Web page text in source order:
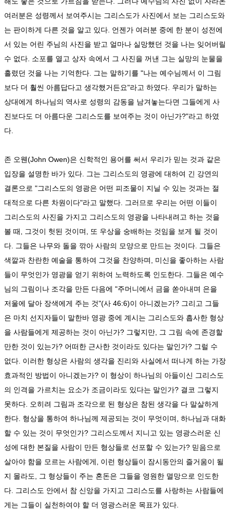
여러분은 성령께서 보여주시는 그리스도가 사진에서 보는 그리스도와
는 판이하게 다른 것을 알고 있다. 언젠가 여러분 중에 한 분이 성전에
서 있는 어린 주님의 사진을 받고 얼마나 실망했던 것을 나는 잊어버릴
수 없다. 소포를 열고 상자 속에서 그 사진을 꺼낸 그는 실망의 눈물을
흘렸던 것을 나는 기억한다. 그는 말하기를 "나는 예수님께서 이 그림
보다 더 훨씬 아름답다고 생각했거든요"라고 하였다. 우리가 말하는
상대에게 하나님의 역사로 성령의 감동을 남겨놓는다면 그들에게 사
진보다도 더 아름다운 그리스도를 보여주는 것이 아닌가?"라고 하였
다.
존 오웬(John Owen)은 신학적인 용어를 써서 우리가 믿는 것과 같은
입장을 설명한 바가 있다. 그는 그리스도의 영광에 대하여 긴 강연의
결론으로 "그리스도의 영광은 어떤 피조물이 지닐 수 있는 것과는 절
대적으로 다른 차원이다"라고 말했다. 그러므로 우리는 어떤 이들이
그리스도의 사진을 가지고 그리스도의 영광을 나타내려고 하는 것을
볼 때, 그것이 헛된 것이며, 또 우상을 숭배하는 것임을 보게 될 것이
다. 그들은 나무와 돌을 깎아 사람의 모양으로 만드는 것이다. 그들은
색깔과 찬란한 예술을 통하여 그것을 찬양하며, 미신을 좋아하는 사람
들이 무엇인가 영광을 얻기 위하여 노력하도록 인도한다. 그들은 예수
님의 그림이나 조각을 만든 다음에 "주머니에서 금을 쏟아내며 은을
저울에 달아 장색에게 주는 것"(사 46:6)이 아니겠는가? 그리고 그들
은 마치 선지자들이 말한바 영광 중에 계시는 그리스도와 흡사한 형상
을 사람들에게 제공하는 것이 아닌가? 그렇지만, 그 그림 속에 존경할
만한 것이 있는가? 어떠한 근사한 것이라도 있다는 말인가? 그럴 수
없다. 이러한 형상은 사람의 생각을 진리와 사실에서 떠나게 하는 가장
효과적인 방법이 아니겠는가? 이 형상이 하나님의 아들이신 그리스도
의 인격을 가르치는 요소가 조금이라도 있다는 말인가? 결코 그렇지
못하다. 오히려 그림과 조각으로 된 형상은 참된 생각을 다 말살하게
한다. 형상을 통하여 하나님께 제공되는 것이 무엇이며, 하나님과 대화
할 수 있는 것이 무엇인가? 그리스도께서 지니고 있는 영광스러운 신
성에 대한 본질을 사람이 만든 형상들로 선포할 수 있는가? 믿음으로
살아야 함을 모르는 사람에게, 이런 형상들이 잠시동안의 즐거움이 될
지 몰라도, 그 형상들이 주는 혼돈은 그들을 영원한 멸망으로 인도한
다. 그리스도 안에서 참 신앙을 가지고 그리스도를 사랑하는 사람들에
게는 그들이 실천하여야 할 더 영광스러운 목표가 있다.